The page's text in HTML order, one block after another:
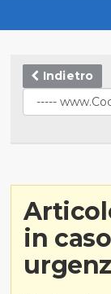
Indietro
in